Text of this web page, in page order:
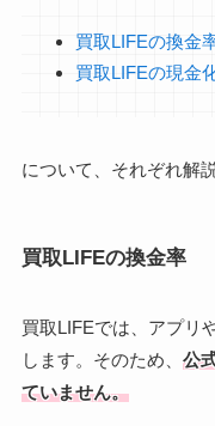
買取LIFEの換金
買取LIFEの現金
について、それぞれ解
買取LIFEの換金率
買取LIFEでは、アプリ
します。そのため、 公
ていません。